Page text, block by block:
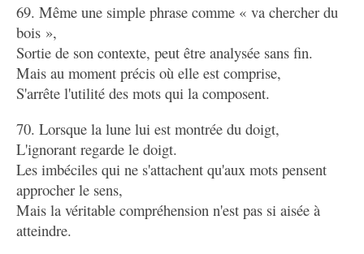
69. Même une simple phrase comme « va chercher du
bois »,
Sortie de son contexte, peut être analysée sans fin.
Mais au moment précis où elle est comprise,
S'arrête l'utilité des mots qui la composent.
70. Lorsque la lune lui est montrée du doigt,
L'ignorant regarde le doigt.
Les imbéciles qui ne s'attachent qu'aux mots pensent
approcher le sens,
Mais la véritable compréhension n'est pas si aisée à
atteindre.